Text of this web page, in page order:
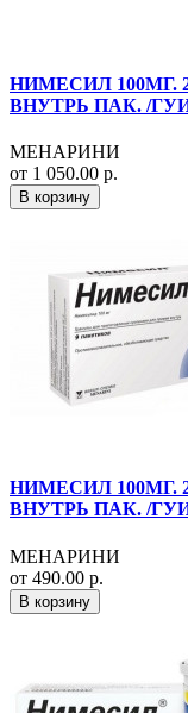
НИМЕСИЛ 100МГ.
ВНУТРЬ ПАК. /
МЕНАРИНИ
от 1 050.00 р.
В корзину
НИМЕСИЛ 100МГ.
ВНУТРЬ ПАК. /
МЕНАРИНИ
от 490.00 р.
В корзину